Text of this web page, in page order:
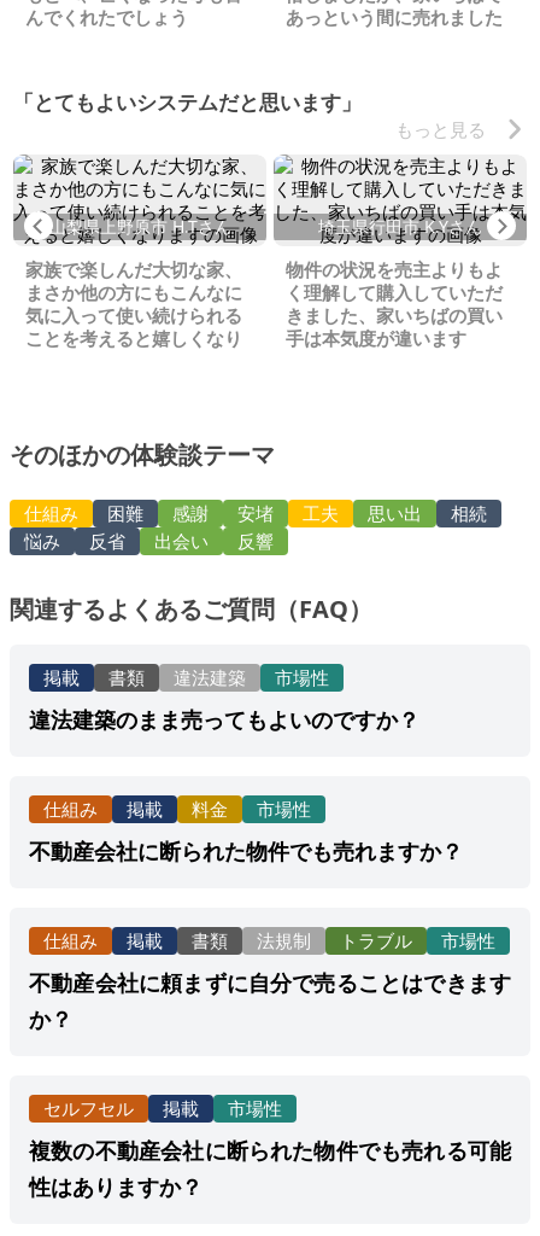
んでくれたでしょう
あっという間に売れました
「とてもよいシステムだと思います」
もっと見る
Previous
山梨県上野原市 H.Tさん
家族で楽しんだ大切な家、
まさか他の方にもこんなに
気に入って使い続けられる
ことを考えると嬉しくなり
埼玉県行田市 K.Yさん
物件の状況を売主よりもよ
く理解して購入していただ
きました、家いちばの買い
手は本気度が違います
そのほかの体験談テーマ
仕組み 困難 感謝 安堵 工夫 思い出
相続
悩み
反省 出会い 反響
関連するよくあるご質問（FAQ）
掲載 書類 違法建築 市場性
違法建築のまま売ってもよいのですか？
仕組み 掲載 料金 市場性
不動産会社に断られた物件でも売れますか？
仕組み 掲載 書類 法規制 トラブル 市場性
不動産会社に頼まずに自分で売ることはできます
か？
セルフセル 掲載 市場性
複数の不動産会社に断られた物件でも売れる可能
性はありますか？